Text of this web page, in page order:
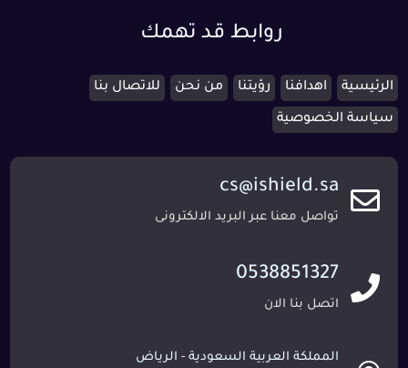
روابط قد تهمك
الرئيسية اهدافنا رؤيتنا من نحن للاتصال بنا
سياسة الخصوصية
cs@ishield.sa
تواصل معنا عبر البريد الالكترونى
0538851327
اتصل بنا الان
المملكة العربية السعودية - الرياض